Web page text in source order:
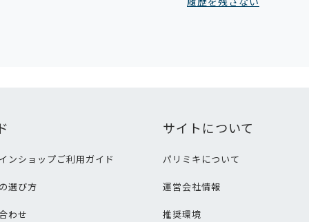
ンショップご利用ガイド
選び方
わせ
サイトについて
パリミキについて
運営会社情報
推奨環境